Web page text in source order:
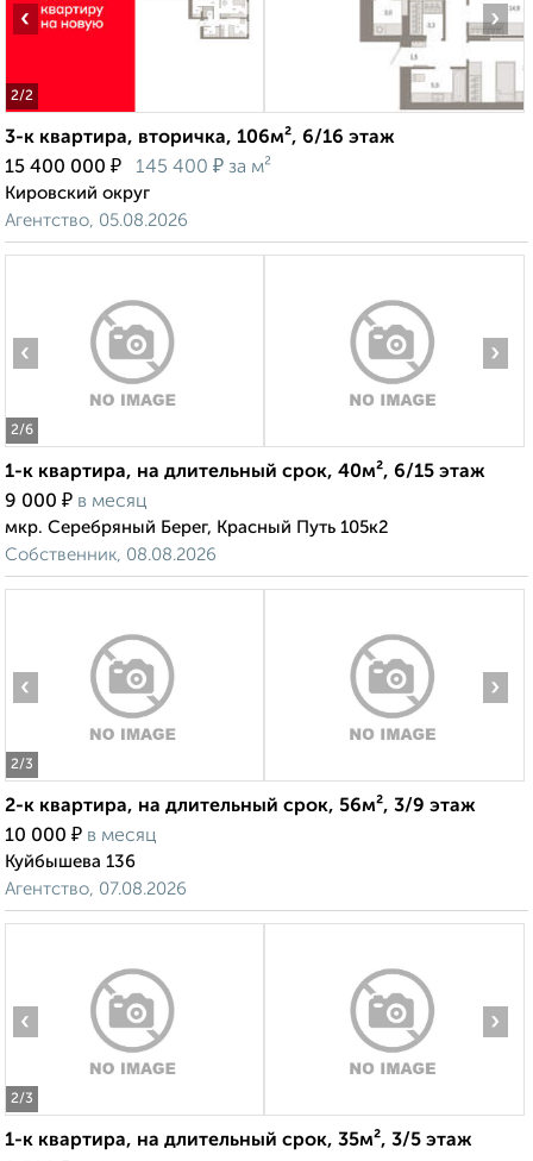
2/2
‹ ›
3-к квартира, вторичка, 106м², 6/16 этаж
15 400 000 ₽ 145 400 ₽ за м²
Кировский округ
Агентство, 05.08.2026
2/6
‹ ›
1-к квартира, на длительный срок, 40м², 6/15 этаж
9 000 ₽ в месяц
мкр. Серебряный Берег, Красный Путь 105к2
Собственник, 08.08.2026
2/3
‹ ›
2-к квартира, на длительный срок, 56м², 3/9 этаж
10 000 ₽ в месяц
Куйбышева 136
Агентство, 07.08.2026
2/3
‹ ›
1-к квартира, на длительный срок, 35м², 3/5 этаж